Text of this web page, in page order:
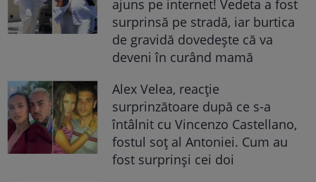
ajuns pe internet! Vedeta a fost
surprinsă pe stradă, iar burtica
de gravidă dovedește că va
deveni în curând mamă
Alex Velea, reacție
surprinzătoare după ce s-a
întâlnit cu Vincenzo Castellano,
fostul soț al Antoniei. Cum au
fost surprinși cei doi